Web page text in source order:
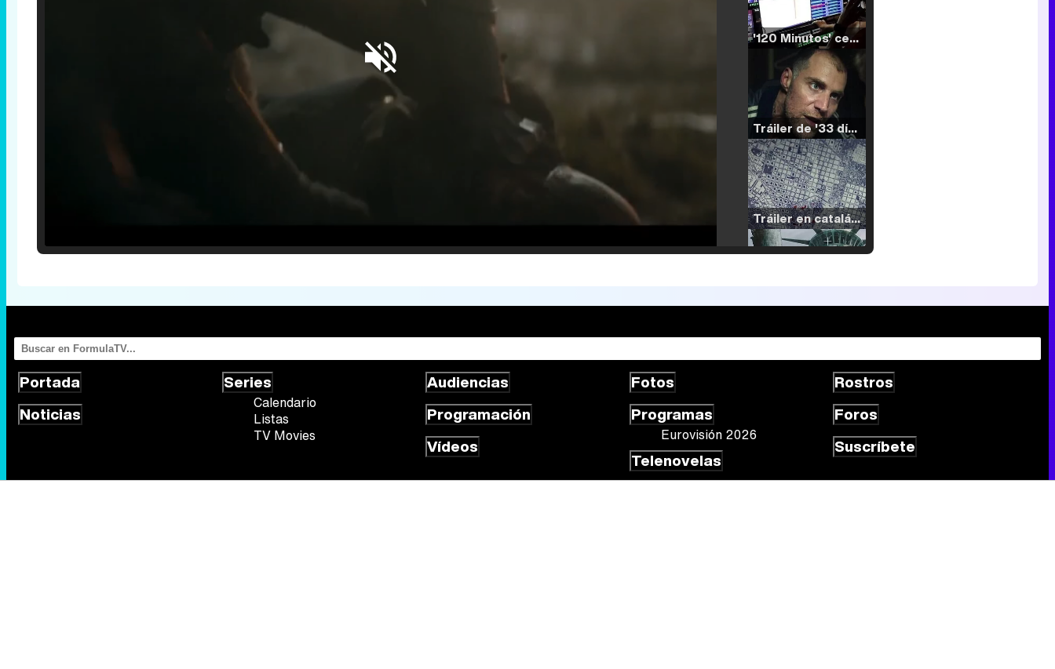
'120 Minutos' celebra sus 2.000 programas en Telemadrid con un vídeo del día a día en la redacción
Tráiler de '33 días', la nueva serie de Atresplayer con Julián Villagrán y José Manuel Poga
Tráiler en catalán de 'Ravalear', la nueva serie de HBO Max sobre los fondos buitre
Tráiler de la tercera temporada de 'The Walking Dead: Dead City' de AMC+
Canción ganadora de Eurovisión 2026: DARA con "Bangaranga" por Bulgaria
Portada
Noticias
Series
Calendario
Listas
TV Movies
Audiencias
Programación
Vídeos
Fotos
Programas
Eurovisión 2026
Telenovelas
Rostros
Foros
Suscríbete